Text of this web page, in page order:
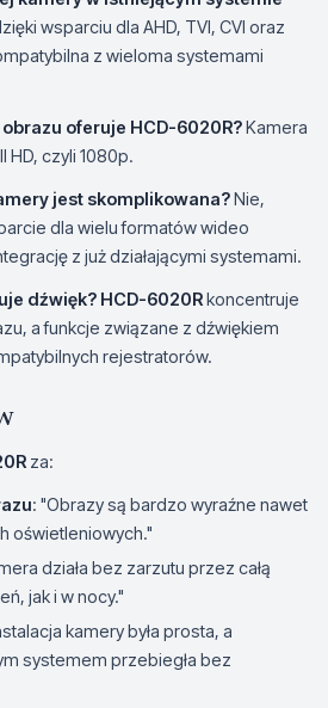
wsparciu dla AHD, TVI, CVI oraz
z wieloma systemami
oferuje HCD-6020R?Kamera
HD, czyli 1080p.
jest skomplikowana?Nie,
dla wielu formatów wideo
z już działającymi systemami.
dźwięk? HCD-6020Rkoncentruje
a funkcje związane z dźwiękiem
rejestratorów.
za:
: "Obrazy są bardzo wyraźne nawet
oświetleniowych."
działa bez zarzutu przez całą
jak i w nocy."
kamery była prosta, a
systemem przebiegła bez